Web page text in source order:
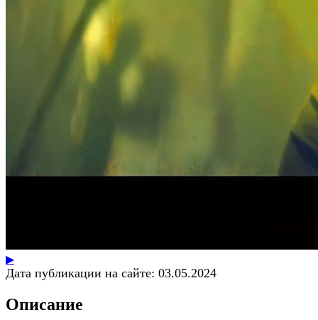
▶
Дата публикации на сайте: 03.05.2024
Описание